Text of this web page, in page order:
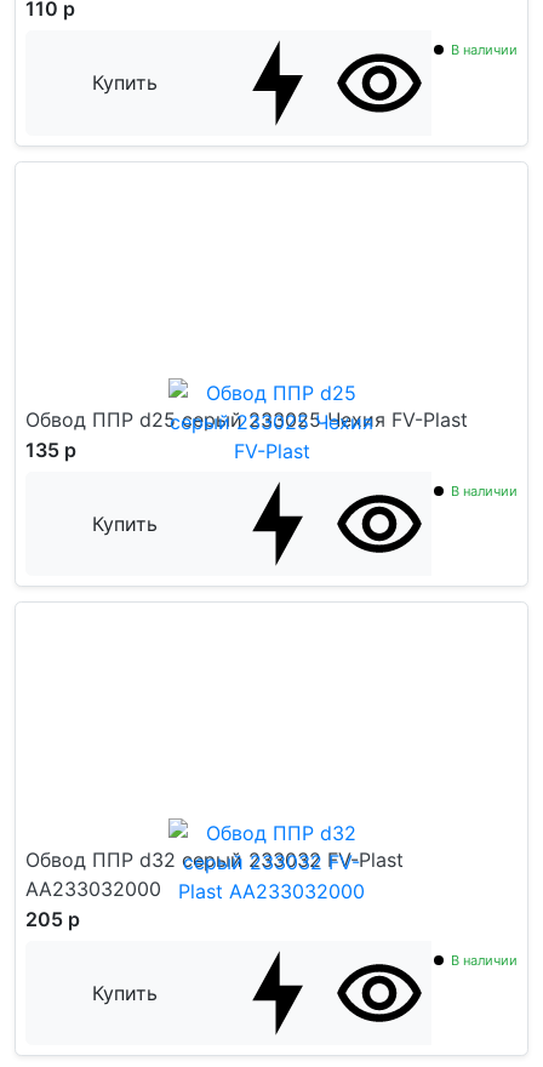
110 р
Купить
В наличии
Обвод ППР d25 серый 233025 Чехия FV-Plast
135 р
Купить
В наличии
Обвод ППР d32 серый 233032 FV-Plast
AA233032000
205 р
Купить
В наличии